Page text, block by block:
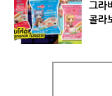
그라
콜라